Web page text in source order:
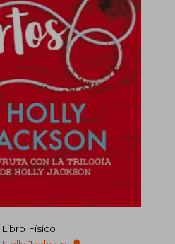
Libro Físico